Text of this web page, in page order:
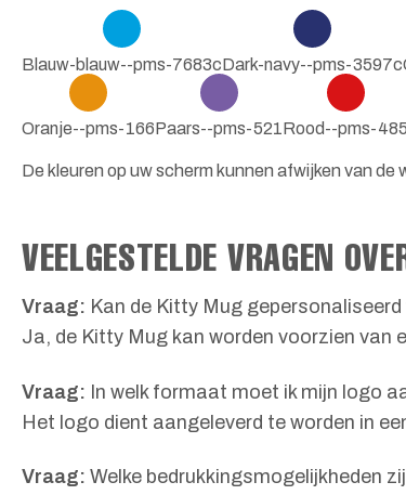
Blauw-blauw--pms-7683cDark-navy--pms-3597c
Oranje--pms-166Paars--pms-521Rood--pms-485
De kleuren op uw scherm kunnen afwijken van
VEELGESTELDE VRAGEN
Vraag: Kan de Kitty Mug
Ja, de Kitty Mug kan worden voorzien van
Vraag: In welk formaat moet ik mijn logo
Het logo dient aangeleverd te worden in
Vraag: Welke bedrukkingsmogelijkheden